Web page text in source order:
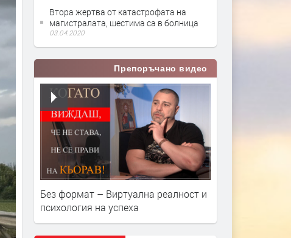
Втора жертва от катастрофата на
магистралата, шестима са в болница
03.04.2020
Препоръчано видео
Без формат – Виртуална реалност и
психология на успеха